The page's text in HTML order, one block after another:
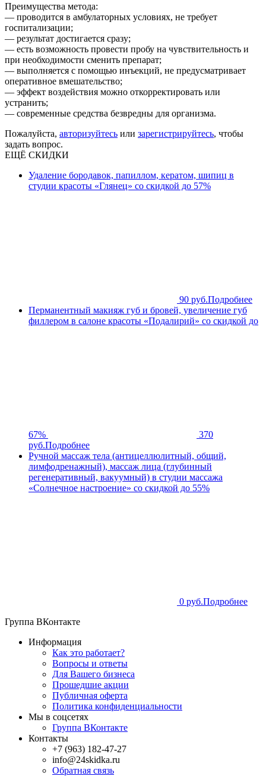
Преимущества метода:
— проводится в амбулаторных условиях, не требует
госпитализации;
— результат достигается сразу;
— есть возможность провести пробу на чувствительность и
при необходимости сменить препарат;
— выполняется с помощью инъекций, не предусматривает
оперативное вмешательство;
— эффект воздействия можно откорректировать или
устранить;
— современные средства безвредны для организма.
Пожалуйста, авторизуйтесь или зарегистрируйтесь, чтобы
задать вопрос.
ЕЩЁ СКИДКИ
Удаление бородавок, папиллом, кератом, шипиц в
студии красоты «Глянец» со скидкой до 57%
90 руб.Подробнее
Перманентный макияж губ и бровей, увеличение губ
филлером в салоне красоты «Подалирий» со скидкой до
67%
370
руб.Подробнее
Ручной массаж тела (антицеллюлитный, общий,
лимфодренажный), массаж лица (глубинный
регенеративный, вакуумный) в студии массажа
«Солнечное настроение» со скидкой до 55%
0 руб.Подробнее
Группа ВКонтакте
Информация
Как это работает?
Вопросы и ответы
Для Вашего бизнеса
Прошедшие акции
Публичная оферта
Политика конфиденциальности
Мы в соцсетях
Группа ВКонтакте
Контакты
+7 (963) 182-47-27
info@24skidka.ru
Обратная связь